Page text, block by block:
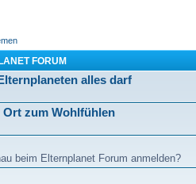
FORUM
alles darf
zum Wohlfühlen
beim Elternplanet Forum anmelden?